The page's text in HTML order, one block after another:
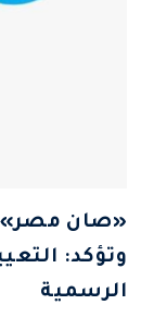
«صان مصر»
وتؤكد:
الرسمية